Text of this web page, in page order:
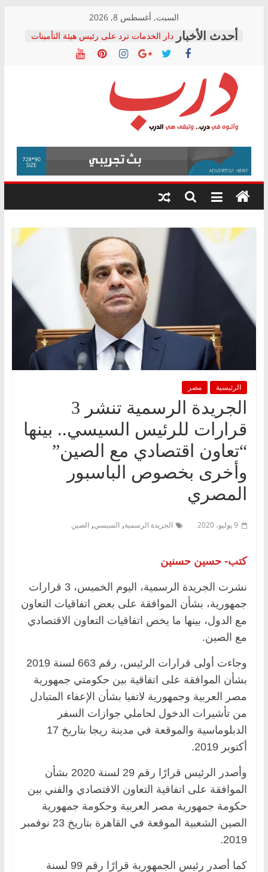
content
السبت, أغسطس 8, 2026
دار الخدمات ترد على رئيس هيئة التأمينات
بعد مؤتمره الصحفي: إنكار الأزمة لا ينهي
معاناة أصحاب المعاشات.. ونطالب بكشف
فرحات سليمان يكتب: القطاع الصحي إلى
أين؟
حزب التحالف الشعبي يطلق لجنة “الحق
في الصحة” بالإسكندرية لرصد الانتهاكات
ودعم المرضى
الوزاري لمدينة الصحفيين.. وانتهاء أعمال
إنشاء المبنى الإداري
المجلس القومي لحقوق الإنسان يعلن
متابعة قضية الدكتور محمد زهران.. ويؤكد:
قرينة البراءة وضمانات المحاكمة العادلة
درب
وأتوه
درب..
وتبقى
هي
الرئيسية مصر
الجريدة الرسمية تنشر 3
قرارات للرئيس السيسي.. بينها
“تعاون اقتصادي مع الصين”
وأخرى بخصوص الباسبور
المصري
9 يوليو، 2020 الجريدة الرسمية, السيسي, الصين
كتب- حسين حسنين
نشرت الجريدة الرسمية، اليوم الخميس، 3 قرارات
جمهورية، بشأن الموافقة على بعض اتفاقيات التعاون
مع الدول، بينها ما يخص اتفاقيات التعاون الاقتصادي
مع الصين.
وجاءت أولى قرارات الرئيس، رقم 663 لسنة 2019
بشأن الموافقة على اتفاقية بين حكومتي جمهورية
مصر العربية وجمهورية لاتفيا بشأن الإعفاء المتبادل
من تأشيرات الدخول لحاملي جوازات السفر
الدبلوماسية والموقعة في مدينة ريجا بتاريخ 17
أكتوبر 2019.
وأصدر الرئيس قرارًا رقم 29 لسنة 2020 بشأن
الموافقة على اتفاقية التعاون الاقتصادي والفني بين
حكومة جمهورية مصر العربية وحكومة جمهورية
الصين الشعبية الموقعة في القاهرة بتاريخ 23 نوفمبر
2019.
كما أصدر رئيس الجمهورية قرارًا رقم 99 لسنة